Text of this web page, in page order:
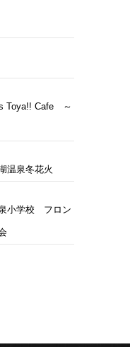
Toya!! Cafe ～
温泉冬花火
小学校 フロン